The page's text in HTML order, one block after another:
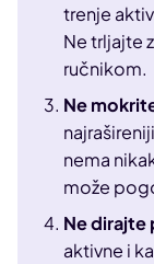
trenje
Ne trljajte
ručnikom.
Ne
nema
može
Ne dirajte
aktivne i